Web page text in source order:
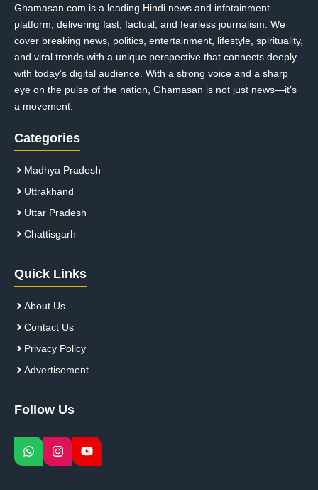
Ghamasan.com is a leading Hindi news and infotainment
platform, delivering fast, factual, and fearless journalism. We
cover breaking news, politics, entertainment, lifestyle, spirituality,
and viral trends with a unique perspective that connects deeply
with today’s digital audience. With a strong voice and a sharp
eye on the pulse of the nation, Ghamasan is not just news—it’s
a movement.
Categories
Madhya Pradesh
Uttrakhand
Uttar Pradesh
Chattisgarh
Quick Links
About Us
Contact Us
Privacy Policy
Advertisement
Follow Us